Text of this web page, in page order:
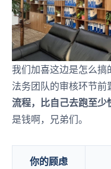
我们加喜这边是怎么
法务团队的审核环节前
流程，比自己去跑至少
是钱啊，兄弟们。
你的顾虑